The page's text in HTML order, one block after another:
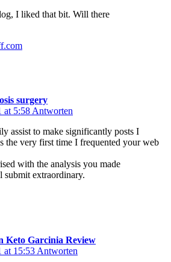
I liked that bit. Will there
surgery
at 5:58 Antworten
assist to make significantly posts I
the very first time I frequented your web
with the analysis you made
submit extraordinary.
Keto Garcinia Review
at 15:53 Antworten